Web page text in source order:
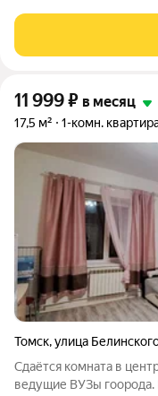
11 999₽ в месяц
17,5 м² 1-комн.
Томск,улица
Сдаётся комната в
ведущие ВУЗы гоорода.